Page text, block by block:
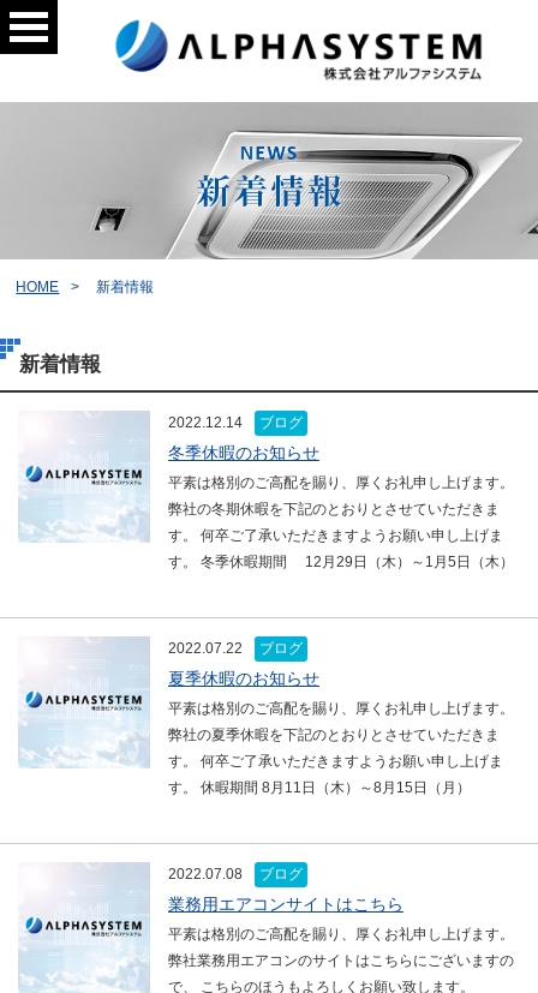
HOME 新着情報
新着情報
2022.12.14 ブログ
冬季休暇のお知らせ
平素は格別のご高配を賜り、厚くお礼申し上げます。
弊社の冬期休暇を下記のとおりとさせていただきま
す。 何卒ご了承いただきますようお願い申し上げま
す。 冬季休暇期間 12月29日（木）～1月5日（木）
2022.07.22 ブログ
夏季休暇のお知らせ
平素は格別のご高配を賜り、厚くお礼申し上げます。
弊社の夏季休暇を下記のとおりとさせていただきま
す。 何卒ご了承いただきますようお願い申し上げま
す。 休暇期間 8月11日（木）～8月15日（月）
2022.07.08 ブログ
業務用エアコンサイトはこちら
平素は格別のご高配を賜り、厚くお礼申し上げます。
弊社業務用エアコンのサイトはこちらにございますの
で、 こちらのほうもよろしくお願い致します。